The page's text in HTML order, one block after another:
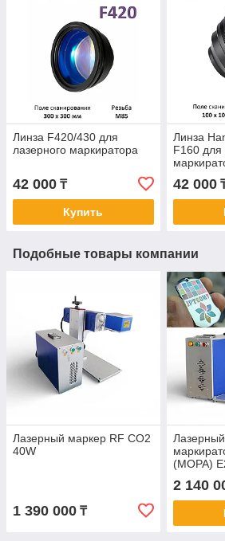
Линза F420/430 для
лазерного маркиратора
42 000 ₸
Купить
Линза
F160 для
42 000
Подобные товары компании
Лазерный маркер RF CO2
40W
1 390 000 ₸
(MOPA)
2 140